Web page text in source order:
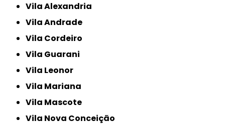
Vila Alexandria
Vila Andrade
Vila Cordeiro
Vila Guarani
Vila Leonor
Vila Mariana
Vila Mascote
Vila Nova Conceição